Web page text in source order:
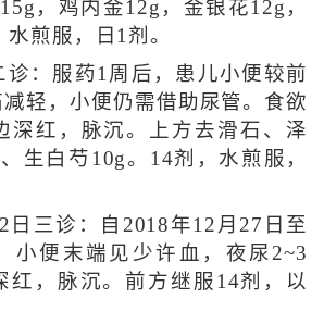
，鸡内金12g，金银花12g，
煎服，日1剂。
诊：服药1周后，患儿小便较前
轻，小便仍需借助尿管。食欲
深红，脉沉。上方去滑石、泽
生白芍10g。14剂，水煎服，
日三诊：自2018年12月27日至
小便末端见少许血，夜尿2~3
红，脉沉。前方继服14剂，以